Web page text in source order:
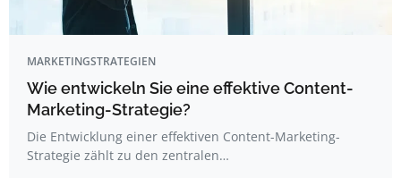
MARKETINGSTRATEGIEN
Wie entwickeln Sie eine effektive Content-
Marketing-Strategie?
Die Entwicklung einer effektiven Content-Marketing-
Strategie zählt zu den zentralen…